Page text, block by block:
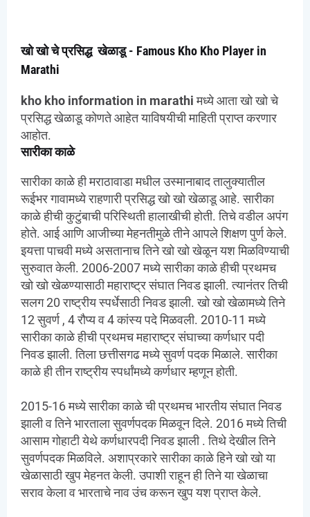
खो खो चे प्रसिद्ध खेळाडू - Famous Kho Kho Player in
Marathi
kho kho information in marathiमध्ये आता खो खो चे
प्रसिद्ध खेळाडू कोणते आहेत याविषयीची माहिती प्राप्त करणार
आहोत.
सारीका‌ काळे
सारीका काळे ही मराठावाडा मधील उस्मानाबाद तालुक्यातील
रूईभर गावामध्ये राहणारी प्रसिद्ध खो खो खेळाडू आहे. सारीका
काळे हीची कुटुंबाची परिस्थिती हालाखीची होती. तिचे वडील अपंग
होते. आई आणि आजीच्या मेहनतीमुळे तीने आपले शिक्षण पुर्ण केले.
इयत्ता पाचवी मध्ये असतानाच तिने खो खो खेळून यश मिळविण्याची
सुरुवात केली. 2006-2007 मध्ये सारीका काळे हीची प्रथमच
खो खो खेळण्यासाठी महाराष्ट्र संघात निवड झाली. त्यानंतर तिची
सलग 20 राष्ट्रीय स्पर्धेसाठी निवड झाली. खो खो खेळामध्ये तिने
12 सुवर्ण , 4 रौप्य व 4 कांस्य पदे मिळवली. 2010-11 मध्ये
सारीका काळे हीची प्रथमच महाराष्ट्र संघाच्या कर्णधार पदी
निवड झाली. तिला छत्तीसगढ मध्ये सुवर्ण पदक मिळाले. सारीका
काळे ही तीन राष्ट्रीय स्पर्धांमध्ये कर्णधार म्हणून होती.
2015-16 मध्ये सारीका काळे ची प्रथमच भारतीय संघात निवड
झाली व तिने भारताला सुवर्णपदक मिळवून दिले. 2016 मध्ये तिची
आसाम गोहाटी येथे कर्णधारपदी निवड झाली . तिथे देखील तिने
सुवर्णपदक मिळविले. अशाप्रकारे सारीका काळे हिने खो खो या
खेळासाठी खुप मेहनत केली. उपाशी राहून ही तिने या खेळाचा
सराव केला व भारताचे नाव उंच करून खुप यश प्राप्त केले.